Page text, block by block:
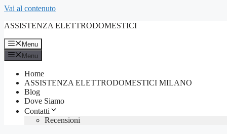
Vai al contenuto
ASSISTENZA ELETTRODOMESTICI
Menu
Menu
Home
ASSISTENZA ELETTRODOMESTICI MILANO
Blog
Dove Siamo
Contatti
Recensioni